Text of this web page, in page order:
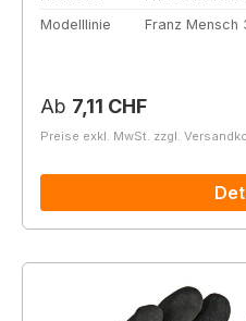
Modelllinie
Franz Mensch
Regulärer Preis:
Ab 7,11 CHF
Preise exkl. MwSt. zzgl.